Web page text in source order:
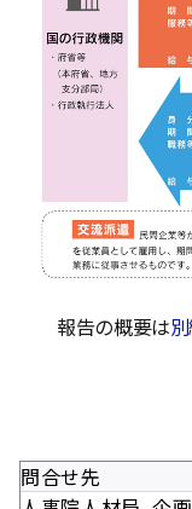
報告の概要は
問合せ先